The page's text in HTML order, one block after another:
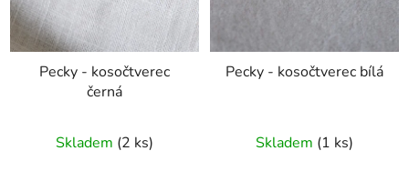
Pecky - kosočtverec
černá
Skladem (2 ks)
Pecky - kosočtverec bílá
Skladem (1 ks)